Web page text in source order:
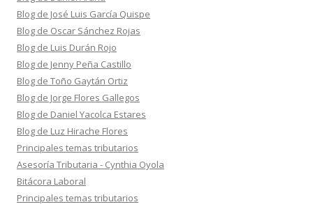
Blog de José Luis García Quispe
Blog de Oscar Sánchez Rojas
Blog de Luis Durán Rojo
Blog de Jenny Peña Castillo
Blog de Toño Gaytán Ortiz
Blog de Jorge Flores Gallegos
Blog de Daniel Yacolca Estares
Blog de Luz Hirache Flores
Principales temas tributarios
Asesoría Tributaria - Cynthia Oyola
Bitácora Laboral
Principales temas tributarios